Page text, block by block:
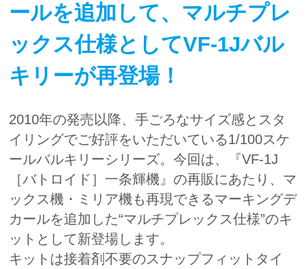
ールを追加して、マルチプレ
ックス仕様としてVF-1Jバル
キリーが再登場！
2010年の発売以降、手ごろなサイズ感とスタ
イリングでご好評をいただいている1/100スケ
ールバルキリーシリーズ。今回は、『VF-1J
［バトロイド］一条輝機』の再販にあたり、マ
ックス機・ミリア機も再現できるマーキングデ
カールを追加した“マルチプレックス仕様”のキ
ットとして新登場します。
キットは接着剤不要のスナップフィットタイ